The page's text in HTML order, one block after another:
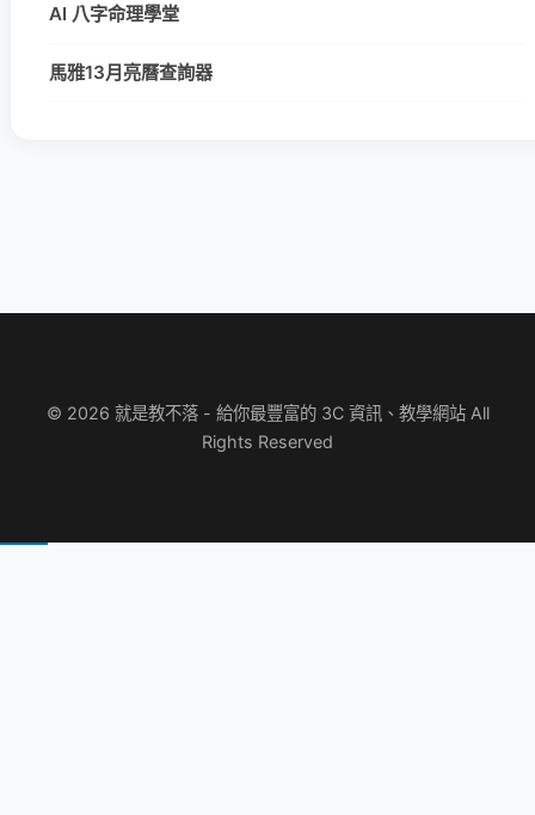
AI 八字命理學堂
馬雅13月亮曆查詢器
© 2026 就是教不落 - 給你最豐富的 3C 資訊、教學網站 All
Rights Reserved